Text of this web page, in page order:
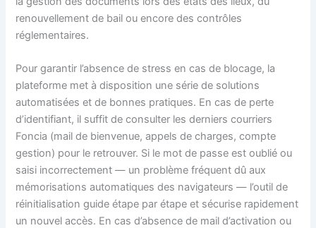
renouvellement de bail ou encore des contrôles
réglementaires.
Pour garantir l’absence de stress en cas de blocage, la
plateforme met à disposition une série de solutions
automatisées et de bonnes pratiques. En cas de perte
d’identifiant, il suffit de consulter les derniers courriers
Foncia (mail de bienvenue, appels de charges, compte
gestion) pour le retrouver. Si le mot de passe est oublié ou
saisi incorrectement — un problème fréquent dû aux
mémorisations automatiques des navigateurs — l’outil de
réinitialisation guide étape par étape et sécurise rapidement
un nouvel accès. En cas d’absence de mail d’activation ou